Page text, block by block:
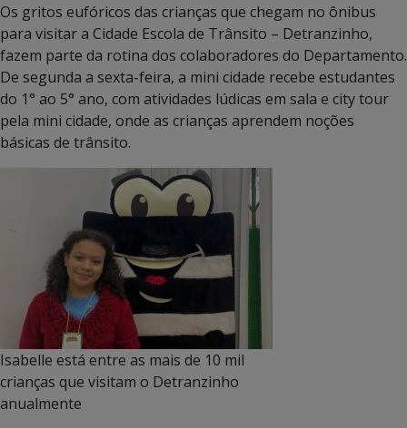
Os gritos eufóricos das crianças que chegam no ônibus
para visitar a Cidade Escola de Trânsito – Detranzinho,
fazem parte da rotina dos colaboradores do Departamento.
De segunda a sexta-feira, a mini cidade recebe estudantes
do 1° ao 5° ano, com atividades lúdicas em sala e city tour
pela mini cidade, onde as crianças aprendem noções
básicas de trânsito.
Isabelle está entre as mais de 10 mil
crianças que visitam o Detranzinho
anualmente